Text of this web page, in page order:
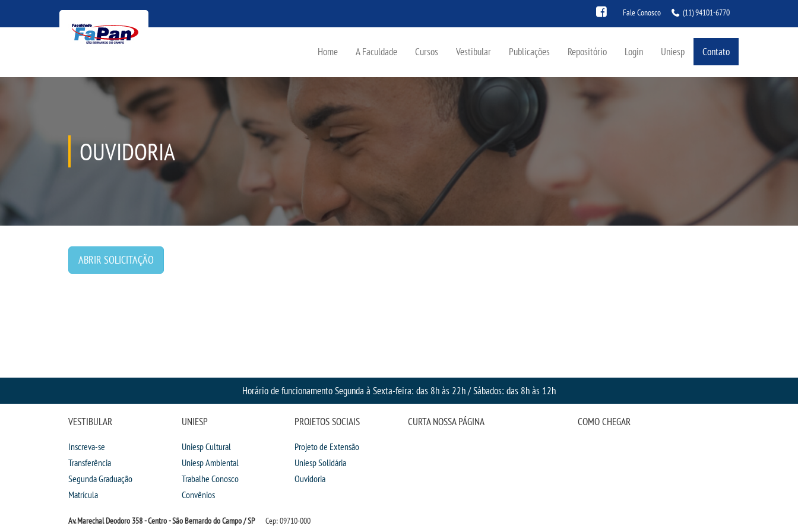
Fale Conosco (11) 94101-6770
Home A Faculdade Cursos Vestibular Publicações Repositório Login Uniesp Contato
OUVIDORIA
ABRIR SOLICITAÇÃO
Horário de funcionamento Segunda à Sexta-feira: das 8h às 22h / Sábados: das 8h às 12h
VESTIBULAR
Inscreva-se
Transferência
Segunda Graduação
Matrícula
UNIESP
Uniesp Cultural
Uniesp Ambiental
Trabalhe Conosco
Convênios
PROJETOS SOCIAIS
Projeto de Extensão
Uniesp Solidária
Ouvidoria
Av. Marechal Deodoro 358 - Centro - São Bernardo do Campo / SP
Cep: 09710-000
CURTA NOSSA PÁGINA COMO CHEGAR